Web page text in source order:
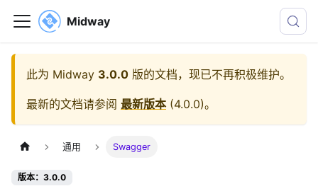
Midway
此为 Midway 3.0.0 版的文档，现已不再积极维护。
最新的文档请参阅 最新版本(4.0.0)。
通用 Swagger
版本：3.0.0